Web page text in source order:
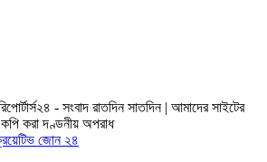
- সংবাদ রাতদিন সাতদিন | আমাদের সাইটের
করা দণ্ডনীয় অপরাধ
জোন ২৪